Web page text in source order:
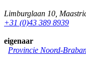
Limburglaan 10
+31 (0)43 389 8939
eigenaar
Provincie Noord-